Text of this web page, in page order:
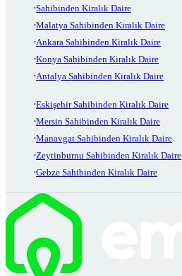
Sahibinden Kiralık Daire
Malatya Sahibinden Kiralık Daire
Ankara Sahibinden Kiralık Daire
Konya Sahibinden Kiralık Daire
Antalya Sahibinden Kiralık Daire
Eskişehir Sahibinden Kiralık Daire
Mersin Sahibinden Kiralık Daire
Manavgat Sahibinden Kiralık Daire
Zeytinburnu Sahibinden Kiralık Daire
Gebze Sahibinden Kiralık Daire